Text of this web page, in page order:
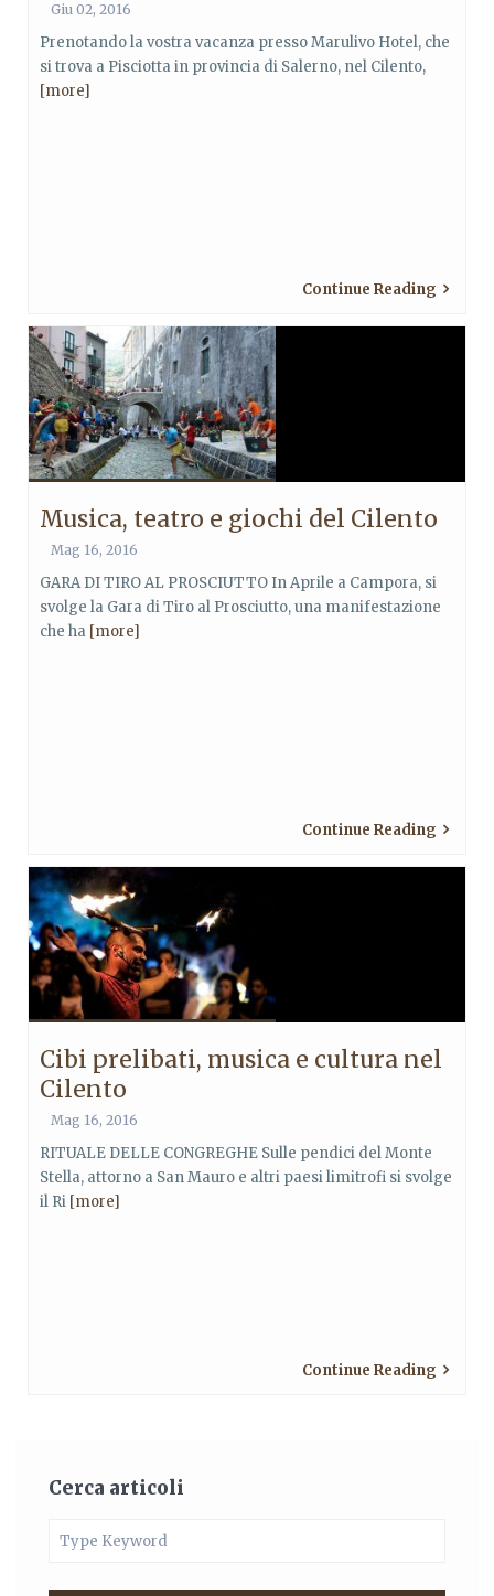
Giu 02, 2016
Prenotando la vostra vacanza presso Marulivo Hotel, che
si trova a Pisciotta in provincia di Salerno, nel Cilento,
[more]
Continue Reading
Musica, teatro e giochi del Cilento
Mag 16, 2016
GARA DI TIRO AL PROSCIUTTO In Aprile a Campora, si
svolge la Gara di Tiro al Prosciutto, una manifestazione
che ha [more]
Continue Reading
Cibi prelibati, musica e cultura nel
Cilento
Mag 16, 2016
RITUALE DELLE CONGREGHE Sulle pendici del Monte
Stella, attorno a San Mauro e altri paesi limitrofi si svolge
il Ri [more]
Continue Reading
Cerca articoli